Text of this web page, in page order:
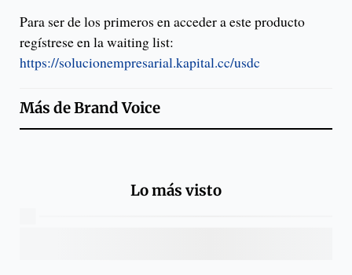
Para ser de los primeros en acceder a este producto
regístrese en la waiting list:
https://solucionempresarial.kapital.cc/usdc
Más deBrand Voice
Lo más visto